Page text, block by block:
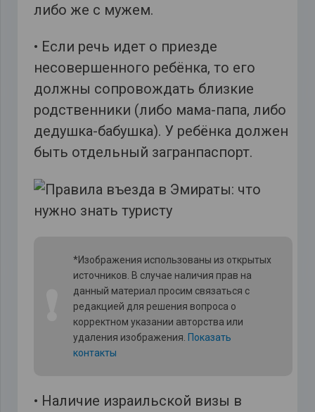
либо же с мужем.
• Если речь идет о приезде
несовершенного ребёнка, то его
должны сопровождать близкие
родственники (либо мама-папа, либо
дедушка-бабушка). У ребёнка должен
быть отдельный загранпаспорт.
*Изображения использованы из открытых
источников. В случае наличия прав на
данный материал просим связаться с
редакцией для решения вопроса о
корректном указании авторства или
удаления изображения. Показать
контакты
• Наличие израильской визы в